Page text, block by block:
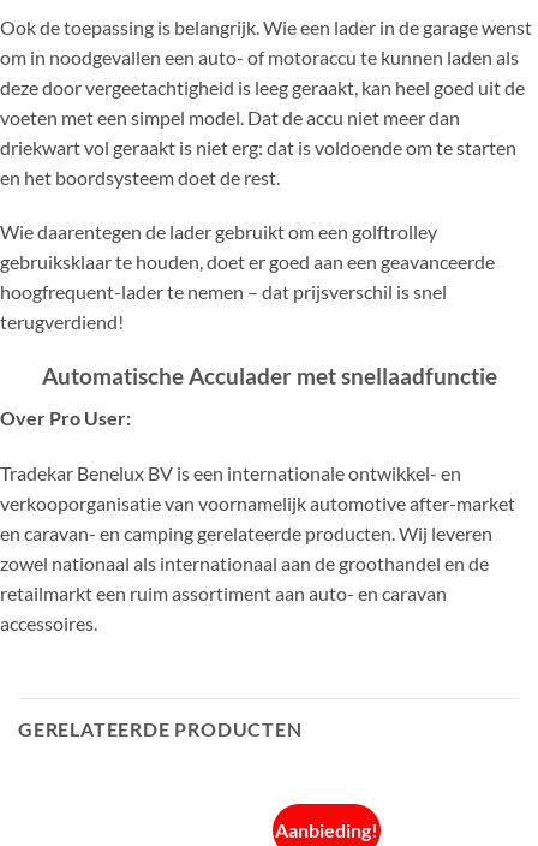
Ook de toepassing is belangrijk. Wie een lader in de garage wenst
om in noodgevallen een auto- of motoraccu te kunnen laden als
deze door vergeetachtigheid is leeg geraakt, kan heel goed uit de
voeten met een simpel model. Dat de accu niet meer dan
driekwart vol geraakt is niet erg: dat is voldoende om te starten
en het boordsysteem doet de rest.
Wie daarentegen de lader gebruikt om een golftrolley
gebruiksklaar te houden, doet er goed aan een geavanceerde
hoogfrequent-lader te nemen – dat prijsverschil is snel
terugverdiend!
Automatische Acculader met snellaadfunctie
Over Pro User:
Tradekar Benelux BV is een internationale ontwikkel- en
verkooporganisatie van voornamelijk automotive after-market
en caravan- en camping gerelateerde producten. Wij leveren
zowel nationaal als internationaal aan de groothandel en de
retailmarkt een ruim assortiment aan auto- en caravan
accessoires.
GERELATEERDE PRODUCTEN
Aanbieding!